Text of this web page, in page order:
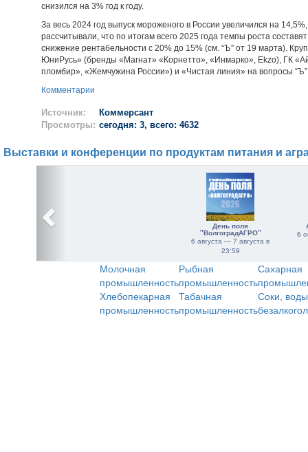
снизился на 3% год к году.
За весь 2024 год выпуск мороженого в России увеличился на
рассчитывали, что по итогам всего 2025 года темпы роста
снижение рентабельности с 20% до 15% (см. “Ъ” от 19 марта).
ЮниРусь» (бренды «Магнат» «Корнетто», «Инмарко», Ekzo), ГК
пломбир», «Жемчужина России») и «Чистая линия» на вопросы
Комментарии
Источник:
Коммерсант
Просмотры: сегодня: 3, всего: 4632
Выставки и конференции по продуктам питания и
День поля
"ВолгоградАГРО"
6 августа — 7 августа в
23:59
6
Молочная
промышленность
Рыбная
промышленность
Сахарная
Хлебопекарная
промышленность
Табачная
промышленность
Соки,